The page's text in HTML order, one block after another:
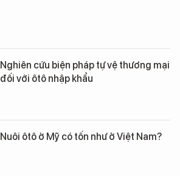
Nghiên cứu biện pháp tự vệ thương mại
đối với ôtô nhập khẩu
Nuôi ôtô ở Mỹ có tốn như ở Việt Nam?